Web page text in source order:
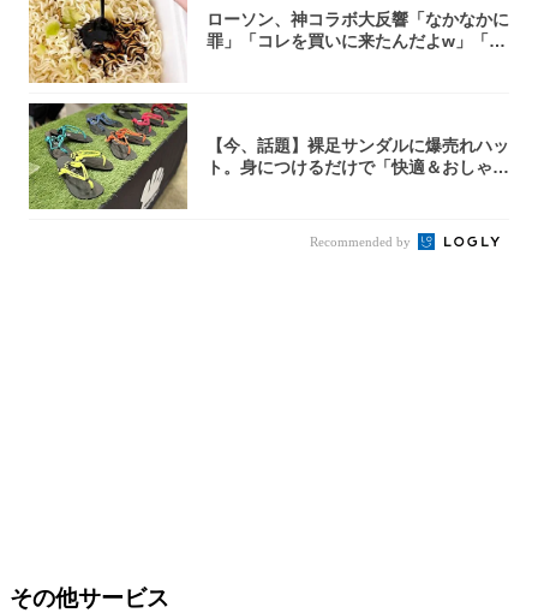
ローソン、神コラボ大反響「なかなかに
罪」「コレを買いに来たんだよw」「３
【今、話題】裸足サンダルに爆売れハッ
ト。身につけるだけで「快適＆おしゃ
Recommended by
その他サービス